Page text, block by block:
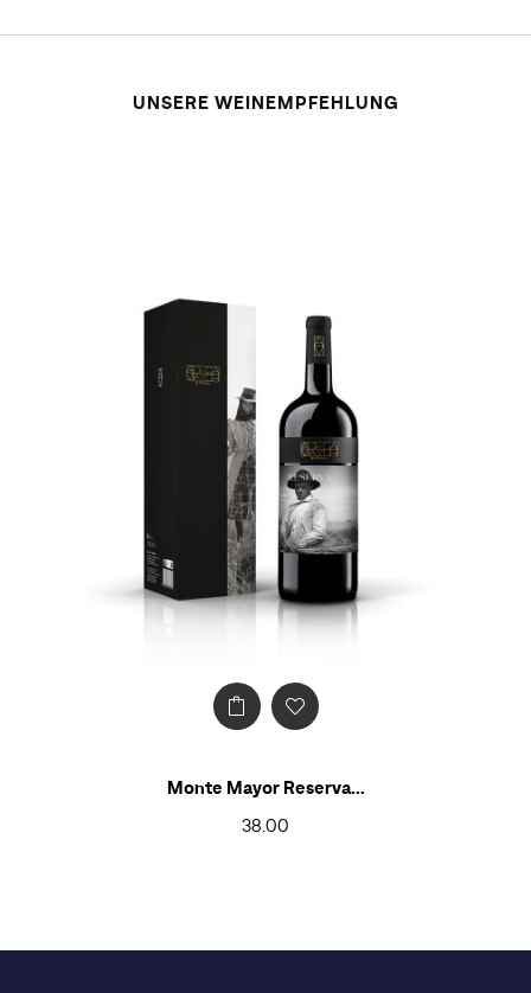
UNSERE WEINEMPFEHLUNG
Monte Mayor Reserva...
38.00